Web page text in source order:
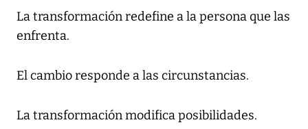
La transformación redefine a la persona que las
enfrenta.
El cambio responde a las circunstancias.
La transformación modifica posibilidades.